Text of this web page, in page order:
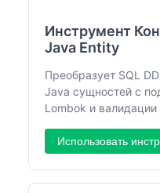
Инструмент
Java Entity
Преобразует SQL
Java сущностей с
Lombok и валидации
Использовать